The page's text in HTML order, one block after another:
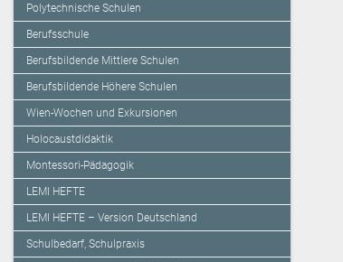
Polytechnische Schulen
Berufsschule
Berufsbildende Mittlere Schulen
Berufsbildende Höhere Schulen
Wien-Wochen und Exkursionen
Holocaustdidaktik
Montessori-Pädagogik
LEMI HEFTE
LEMI HEFTE – Version Deutschland
Schulbedarf, Schulpraxis